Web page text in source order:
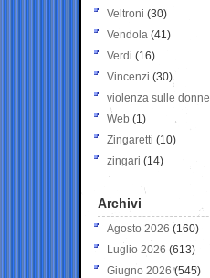
Veltroni (30)
Vendola (41)
Verdi (16)
Vincenzi (30)
violenza sulle donne
Web (1)
Zingaretti (10)
zingari (14)
Archivi
Agosto 2026 (160)
Luglio 2026 (613)
Giugno 2026 (545)